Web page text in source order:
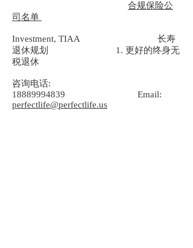
合规保险公
司名单
Investment, TIAA 长寿
退休规划 1. 更好的终身无
税退休
咨询电话:
18889994839 Email:
perfectlife@perfectlife.us